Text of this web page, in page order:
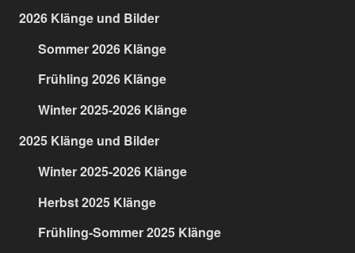
2026 Klänge und Bilder
Sommer 2026 Klänge
Frühling 2026 Klänge
Winter 2025-2026 Klänge
2025 Klänge und Bilder
Winter 2025-2026 Klänge
Herbst 2025 Klänge
Frühling-Sommer 2025 Klänge